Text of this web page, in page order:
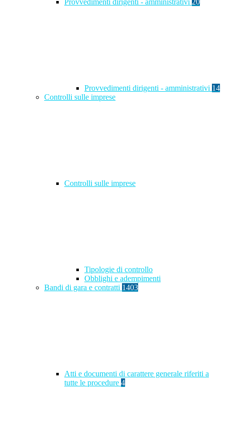
Provvedimenti dirigenti - amministrativi 20
Provvedimenti dirigenti - amministrativi 14
Controlli sulle imprese
Controlli sulle imprese
Tipologie di controllo
Obblighi e adempimenti
Bandi di gara e contratti 1403
Atti e documenti di carattere generale riferiti a
tutte le procedure 4